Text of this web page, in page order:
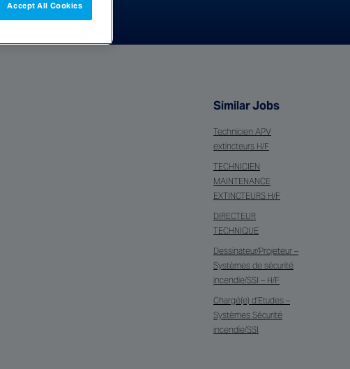
Similar Jobs
Technicien APV
extincteurs H/F
TECHNICIEN
MAINTENANCE
EXTINCTEURS H/F
DIRECTEUR
TECHNIQUE
Dessinateur/Projeteur –
Systèmes de sécurité
incendie/SSI – H/F
Chargé(e) d’Etudes –
Systèmes Sécurité
incendie/SSI
Accept All Cookies